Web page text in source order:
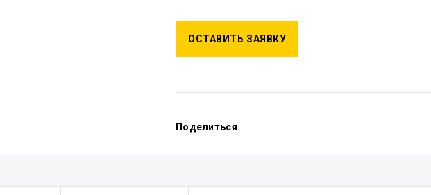
ОСТАВИТЬ ЗАЯВКУ
Поделиться